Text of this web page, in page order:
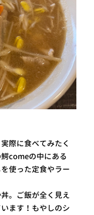
際に食べてみたく
comeの中にある
使った定食やラー
。ご飯が全く見え
ます！もやしのシ